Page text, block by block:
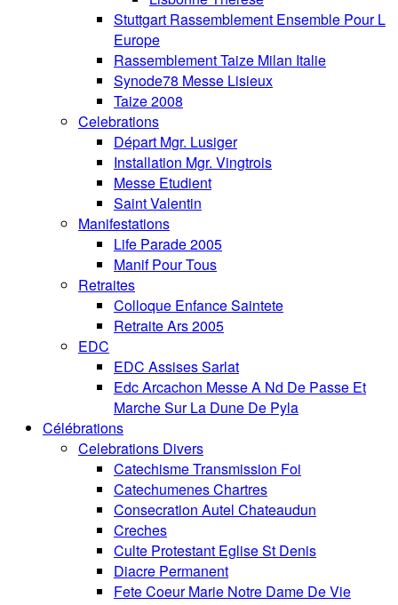
Stuttgart Rassemblement Ensemble Pour L
Europe
Rassemblement Taize Milan Italie
Synode78 Messe Lisieux
Taize 2008
Celebrations
Départ Mgr. Lusiger
Installation Mgr. Vingtrois
Messe Etudient
Saint Valentin
Manifestations
Life Parade 2005
Manif Pour Tous
Retraites
Colloque Enfance Saintete
Retraite Ars 2005
EDC
EDC Assises Sarlat
Edc Arcachon Messe A Nd De Passe Et
Marche Sur La Dune De Pyla
Célébrations
Celebrations Divers
Catechisme Transmission Foi
Catechumenes Chartres
Consecration Autel Chateaudun
Creches
Culte Protestant Eglise St Denis
Diacre Permanent
Fete Coeur Marie Notre Dame De Vie